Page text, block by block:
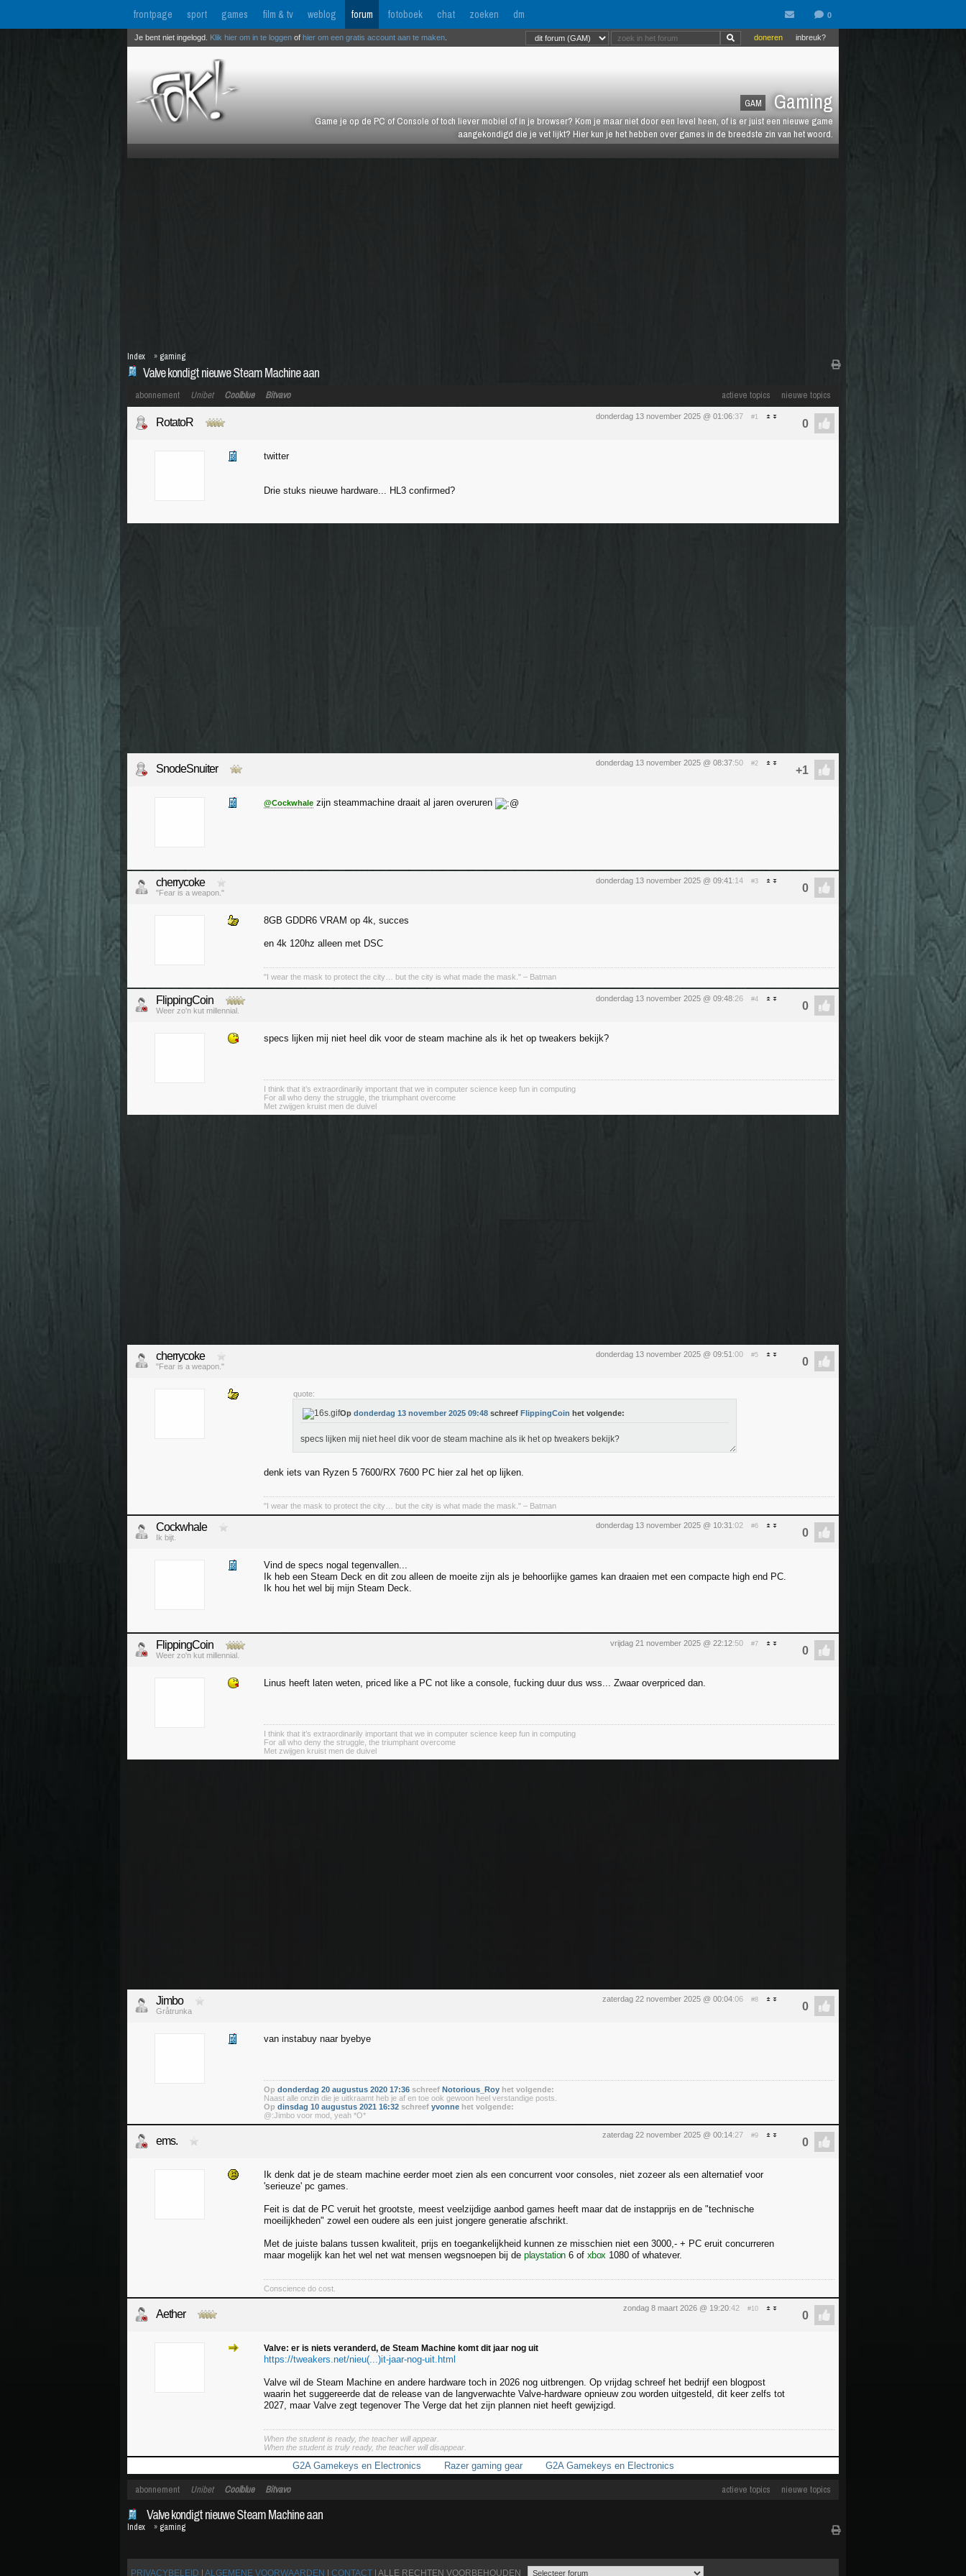
frontpage sport games film & tv weblog forum fotoboek chat zoeken dm
GAM Gaming
Game je op de PC of Console of toch liever mobiel of in je browser? Kom je maar niet door een level heen, of is er juist een nieuwe game
aangekondigd die je vet lijkt? Hier kun je het hebben over games in de breedste zin van het woord.
inbreuk?
doneren
Je bent niet ingelogd. Klik hier om in te loggen of hier om een gratis account aan te maken
Valve kondigt nieuwe Steam Machine aan
Index » gaming
actieve topics nieuwe topics
abonnement Unibet Coolblue Bitvavo
donderdag 13 november 2025 @ 01:06:37 #1
RotatoR
twitter
Drie stuks nieuwe hardware... HL3 confirmed?
donderdag 13 november 2025 @ 08:37:50 #2
SnodeSnuiter
@Cockwhale zijn steammachine draait al jaren overuren
donderdag 13 november 2025 @ 09:41 :14 #3
cherrycoke
"Fear is a weapon."
8GB GDDR6 VRAM op 4k, succes
en 4k 120hz alleen met DSC
"I wear the mask to protect the city… but the city is what made the mask." – Batman
donderdag 13 november 2025 @ 09:48:26 #4
FlippingCoin
Weer zo'n kut millennial.
specs lijken mij niet heel dik voor de steam machine als ik het op tweakers bekijk?
I think that it’s extraordinarily important that we in computer science keep fun in computing
For all who deny the struggle, the triumphant overcome
Met zwijgen kruist men de duivel
donderdag 13 november 2025 @ 09:51 :00 #5
cherrycoke
"Fear is a weapon."
quote:
Op donderdag 13 november 2025 09:48 schreef FlippingCoin het volgende:
specs lijken mij niet heel dik voor de steam machine als ik het op tweakers bekijk?
denk iets van Ryzen 5 7600/RX 7600 PC hier zal het op lijken.
"I wear the mask to protect the city… but the city is what made the mask." – Batman
donderdag 13 november 2025 @ 10:31 :02 #6
Cockwhale
Ik bijt.
Vind de specs nogal tegenvallen...
Ik heb een Steam Deck en dit zou alleen de moeite zijn als je behoorlijke games kan draaien met een compacte high end PC.
Ik hou het wel bij mijn Steam Deck.
vrijdag 21 november 2025 @ 22:12:50 #7
FlippingCoin
Weer zo'n kut millennial.
Linus heeft laten weten, priced like a PC not like a console, fucking duur dus wss... Zwaar overpriced dan.
I think that it’s extraordinarily important that we in computer science keep fun in computing
For all who deny the struggle, the triumphant overcome
Met zwijgen kruist men de duivel
zaterdag 22 november 2025 @ 00:04:06 #8
Jimbo
Gråtrunka
van instabuy naar byebye
Op donderdag 20 augustus 2020 17:36 schreef Notorious_Roy het volgende:
Naast alle onzin die je uitkraamt heb je af en toe ook gewoon heel verstandige posts.
Op dinsdag 10 augustus 2021 16:32 schreef yvonne het volgende:
@:Jimbo voor mod, yeah *O*
zaterdag 22 november 2025 @ 00:14:27 #9
ems.
Ik denk dat je de steam machine eerder moet zien als een concurrent voor consoles, niet zozeer als een alternatief voor
'serieuze' pc games.
Feit is dat de PC veruit het grootste, meest veelzijdige aanbod games heeft maar dat de instapprijs en de "technische
moeilijkheden" zowel een oudere als een juist jongere generatie afschrikt.
Met de juiste balans tussen kwaliteit, prijs en toegankelijkheid kunnen ze misschien niet een 3000,- + PC eruit concurreren
maar mogelijk kan het wel net wat mensen wegsnoepen bij de playstation6 of xbox1080 of whatever.
Conscience do cost.
zondag 8 maart 2026 @ 19:20:42 #10
Aether
Valve: er is niets veranderd, de Steam Machine komt dit jaar nog uit
https://tweakers.net/nieu(...)it-jaar-nog-uit.html
Valve wil de Steam Machine en andere hardware toch in 2026 nog uitbrengen. Op vrijdag schreef het bedrijf een blogpost
waarin het suggereerde dat de release van de langverwachte Valve-hardware opnieuw zou worden uitgesteld, dit keer zelfs tot
2027, maar Valve zegt tegenover The Verge dat het zijn plannen niet heeft gewijzigd.
When the student is ready, the teacher will appear.
When the student is truly ready, the teacher will disappear.
G2A Gamekeys en Electronics Razer gaming gear G2A Gamekeys en Electronics
actieve topics nieuwe topics
abonnement Unibet Coolblue Bitvavo
Valve kondigt nieuwe Steam Machine aan
Index » gaming
PRIVACYBELEID ALGEMENE VOORWAARDEN CONTACT | ALLE RECHTEN VOORBEHOUDEN